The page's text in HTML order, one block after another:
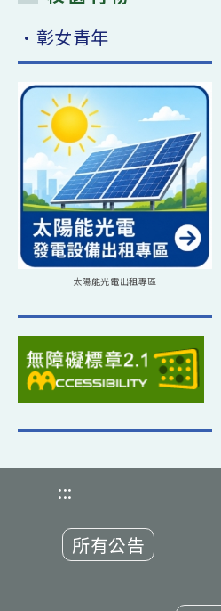
•彰女青年
太陽能光電出租專區
:::
所有公告